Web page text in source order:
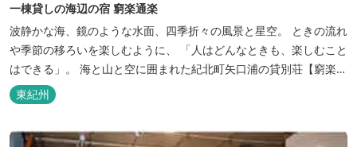
一棟貸しの海辺の宿 窮楽通楽
波静かな海、鏡のような水面、四季折々の風景と星空。 ときの流れ
や季節の移ろいを楽しむように、 「人はどんなときも、楽しむこと
はできる」。 海と山と空に囲まれた紀北町矢口浦の貸別荘【窮楽通
楽】。 中国古典『荘子』の一節「窮亦楽、通亦楽」から名づけまし
た。 いつでも気軽にご利用ください。
東紀州